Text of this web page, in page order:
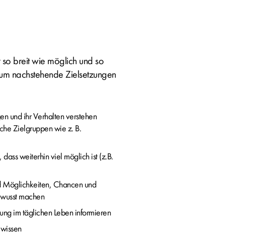
breit wie möglich und so
nachstehende Zielsetzungen
und ihr Verhalten verstehen
Zielgruppen wie z. B.
weiterhin viel möglich ist (z.B.
Möglichkeiten, Chancen und
machen
im täglichen Leben informieren